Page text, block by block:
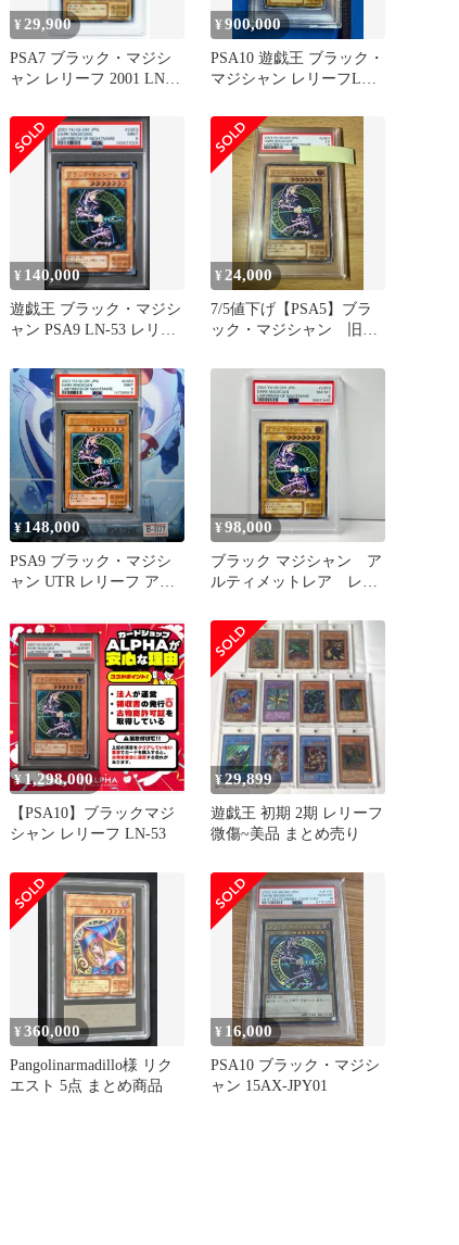
¥ 29,900
PSA7 ブラック・マジシ
ャン レリーフ 2001 LN-
¥900,000
PSA10 遊戯王 ブラック・
マジシャン レリーフLN-
¥ 140,000
遊戯王 ブラック・マジシ
ャン PSA9 LN-53 レリー
¥24,000
7/5値下げ【PSA5】ブラ
ック・マジシャン 旧レ
¥148,000
PSA9 ブラック・マジシ
ャン UTR レリーフ アル
Labyrinth of Nightmare －
悪夢の迷宮－ LN-53 2001
B-1177
¥98,000
ブラック マジシャン ア
ルティメットレア レリ
¥1,298,000
【PSA10】ブラックマジ
シャン レリーフ LN-53
¥29,899
遊戯王 初期 2期 レリーフ
微傷~美品 まとめ売り
¥360,000
Pangolinarmadillo様 リク
エスト 5点 まとめ商品
¥ 16,000
PSA10 ブラック・マジシ
ャン 15AX-JPY01